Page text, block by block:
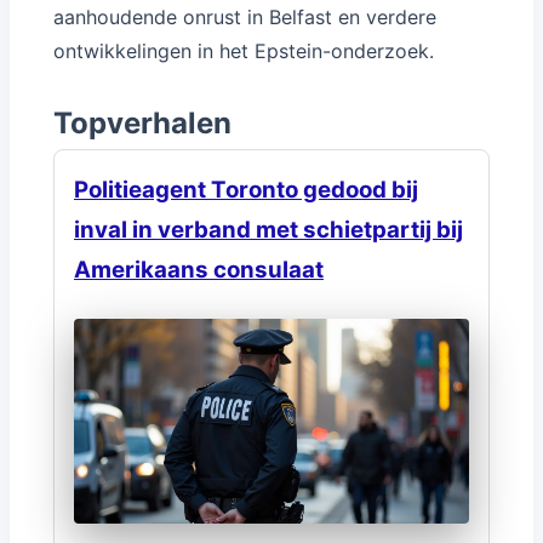
aanhoudende onrust in Belfast en verdere
ontwikkelingen in het Epstein-onderzoek.
Topverhalen
Politieagent Toronto gedood bij
inval in verband met schietpartij bij
Amerikaans consulaat